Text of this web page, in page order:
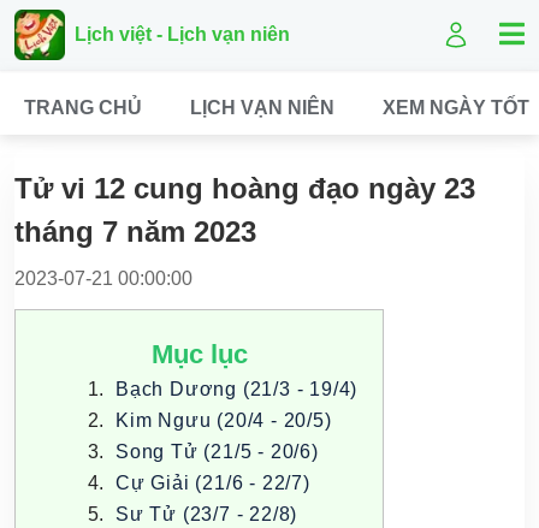
Lịch việt - Lịch vạn niên
TRANG CHỦ LỊCH VẠN NIÊN XEM NGÀY TỐT
Tử vi 12 cung hoàng đạo ngày 23
tháng 7 năm 2023
2023-07-21 00:00:00
Mục lục
Bạch Dương (21/3 - 19/4)
Kim Ngưu (20/4 - 20/5)
Song Tử (21/5 - 20/6)
Cự Giải (21/6 - 22/7)
Sư Tử (23/7 - 22/8)